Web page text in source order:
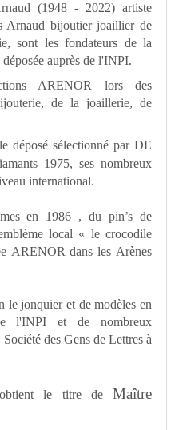
(1948 - 2022) artiste
Arnaud bijoutier joaillier de
sont les fondateurs de la
auprès de l'INPI.
ARENOR lors des
de la joaillerie, de
déposé sélectionné par DE
1975, ses nombreux
international.
en 1986 ,du pin’s de
local « le crocodile
ARENOR dans les Arènes
le jonquieret de modèles en
l'INPI et de nombreux
des Gens de Lettres à
le titre de Maître